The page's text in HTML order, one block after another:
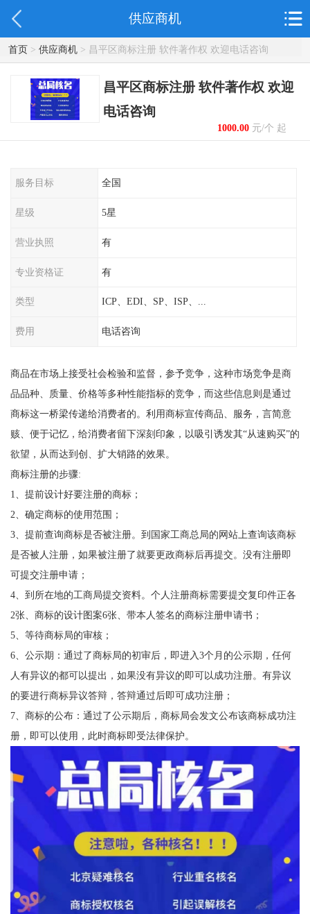
供应商机
首页> 供应商机> 昌平区商标注册 软件著作权 欢迎电话咨询
昌平区商标注册 软件著作权 欢迎
电话咨询
1000.00元/个 起
服务目标 全国
星级 5星
营业执照 有
专业资格证 有
类型 ICP、EDI、SP、ISP、...
费用 电话咨询
商品在市场上接受社会检验和监督，参予竞争，这种市场竞争是商
品品种、质量、价格等多种性能指标的竞争，而这些信息则是通过
商标这一桥梁传递给消费者的。利用商标宣传商品、服务，言简意
赅、便于记忆，给消费者留下深刻印象，以吸引诱发其“从速购买”的
欲望，从而达到创、扩大销路的效果。
商标注册的步骤:
1、提前设计好要注册的商标；
2、确定商标的使用范围；
3、提前查询商标是否被注册。到国家工商总局的网站上查询该商标
是否被人注册，如果被注册了就要更政商标后再提交。没有注册即
可提交注册申请；
4、到所在地的工商局提交资料。个人注册商标需要提交复印件正各
2张、商标的设计图案6张、带本人签名的商标注册申请书；
5、等待商标局的审核；
6、公示期：通过了商标局的初审后，即进入3个月的公示期，任何
人有异议的都可以提出，如果没有异议的即可以成功注册。有异议
的要进行商标异议答辩，答辩通过后即可成功注册；
7、商标的公布：通过了公示期后，商标局会发文公布该商标成功注
册，即可以使用，此时商标即受法律保护。